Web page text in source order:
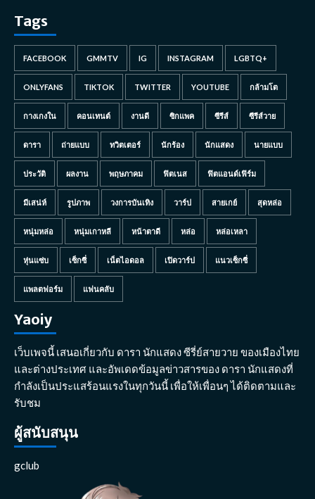
Tags
FACEBOOK GMMTV IG INSTAGRAM LGBTQ+
ONLYFANS TIKTOK TWITTER YOUTUBE กล้ามโต
กางเกงใน คอนเทนต์ งานดี ซิกแพค ซีรีส์ ซีรีส์วาย
ดารา ถ่ายแบบ ทวิตเตอร์ นักร้อง นักแสดง นายแบบ
ประวัติ ผลงาน พฤษภาคม ฟิตเนส ฟิตแอนด์เฟิร์ม
มีเสน่ห์ รูปภาพ วงการบันเทิง วาร์ป สายเกย์ สุดหล่อ
หนุ่มหล่อ หนุ่มเกาหลี หน้าตาดี หล่อ หล่อเหลา
หุ่นแซ่บ เซ็กซี่ เน็ตไอดอล เปิดวาร์ป แนวเซ็กซี่
แพลตฟอร์ม แฟนคลับ
Yaoiy
เว็บเพจนี้ เสนอเกี่ยวกับ ดารา นักแสดง ซีรี่ย์สายวาย ของเมืองไทย
และต่างประเทศ และอัพเดดข้อมูลข่าวสารของ ดารา นักแสดงที่
กำลังเป็นประแสร้อนแรงในทุกวันนี้ เพื่อให้เพื่อนๆ ได้ติดตามและ
รับชม
ผู้สนับสนุน
gclub